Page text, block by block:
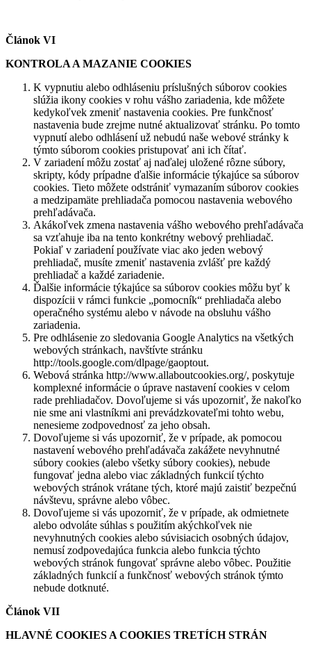
Článok VI
KONTROLA A MAZANIE COOKIES
K vypnutiu alebo odhláseniu príslušných súborov cookies
slúžia ikony cookies v rohu vášho zariadenia, kde môžete
kedykoľvek zmeniť nastavenia cookies. Pre funkčnosť
nastavenia bude zrejme nutné aktualizovať stránku. Po tomto
vypnutí alebo odhlásení už nebudú naše webové stránky k
týmto súborom cookies pristupovať ani ich čítať.
V zariadení môžu zostať aj naďalej uložené rôzne súbory,
skripty, kódy prípadne ďalšie informácie týkajúce sa súborov
cookies. Tieto môžete odstrániť vymazaním súborov cookies
a medzipamäte prehliadača pomocou nastavenia webového
prehľadávača.
Akákoľvek zmena nastavenia vášho webového prehľadávača
sa vzťahuje iba na tento konkrétny webový prehliadač.
Pokiaľ v zariadení používate viac ako jeden webový
prehliadač, musíte zmeniť nastavenia zvlášť pre každý
prehliadač a každé zariadenie.
Ďalšie informácie týkajúce sa súborov cookies môžu byť k
dispozícii v rámci funkcie „pomocník“ prehliadača alebo
operačného systému alebo v návode na obsluhu vášho
zariadenia.
Pre odhlásenie zo sledovania Google Analytics na všetkých
webových stránkach, navštívte stránku
http://tools.google.com/dlpage/gaoptout.
Webová stránka http://www.allaboutcookies.org/, poskytuje
komplexné informácie o úprave nastavení cookies v celom
rade prehliadačov. Dovoľujeme si vás upozorniť, že nakoľko
nie sme ani vlastníkmi ani prevádzkovateľmi tohto webu,
nenesieme zodpovednosť za jeho obsah.
Dovoľujeme si vás upozorniť, že v prípade, ak pomocou
nastavení webového prehľadávača zakážete nevyhnutné
súbory cookies (alebo všetky súbory cookies), nebude
fungovať jedna alebo viac základných funkcií týchto
webových stránok vrátane tých, ktoré majú zaistiť bezpečnú
návštevu, správne alebo vôbec.
Dovoľujeme si vás upozorniť, že v prípade, ak odmietnete
alebo odvoláte súhlas s použitím akýchkoľvek nie
nevyhnutných cookies alebo súvisiacich osobných údajov,
nemusí zodpovedajúca funkcia alebo funkcia týchto
webových stránok fungovať správne alebo vôbec. Použitie
základných funkcií a funkčnosť webových stránok týmto
nebude dotknuté.
Článok VII
HLAVNÉ COOKIES A COOKIES TRETÍCH STRÁN